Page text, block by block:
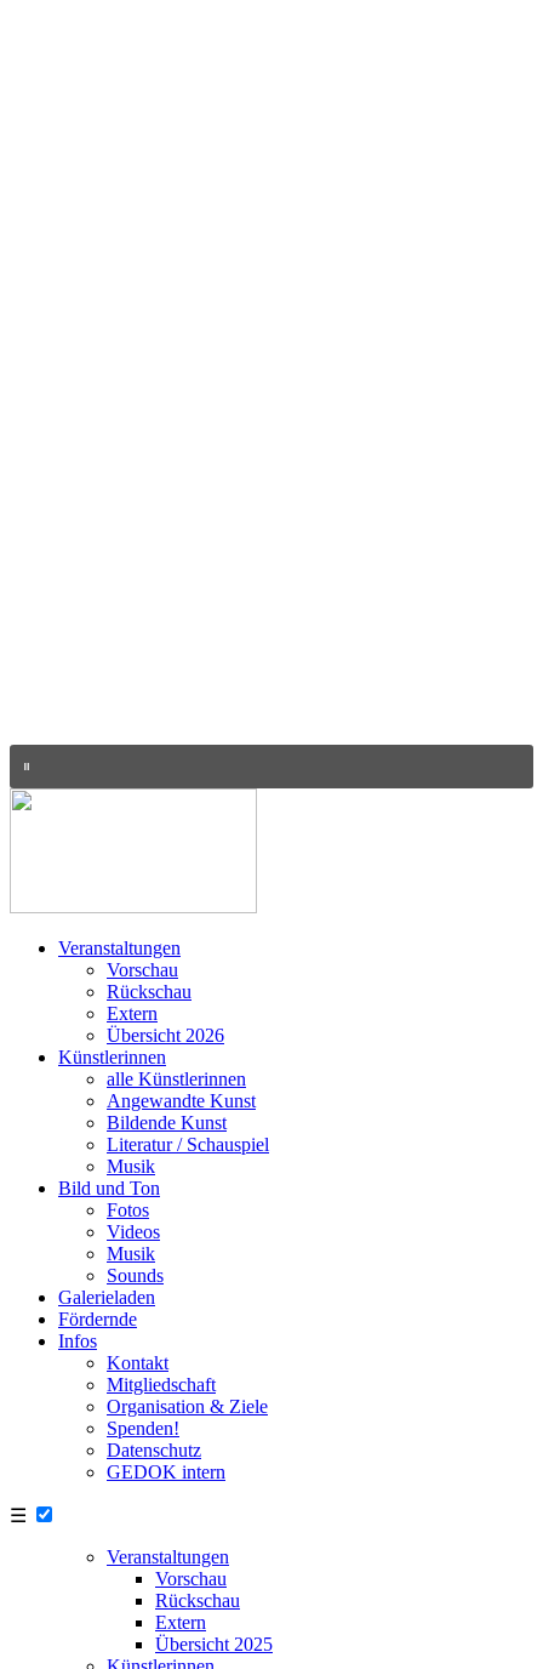
Veranstaltungen
Vorschau
Rückschau
Extern
Übersicht 2026
Künstlerinnen
alle Künstlerinnen
Angewandte Kunst
Bildende Kunst
Literatur / Schauspiel
Musik
Bild und Ton
Fotos
Videos
Musik
Sounds
Galerieladen
Fördernde
Infos
Kontakt
Mitgliedschaft
Organisation & Ziele
Spenden!
Datenschutz
GEDOK intern
☰
Veranstaltungen
Vorschau
Rückschau
Extern
Übersicht 2025